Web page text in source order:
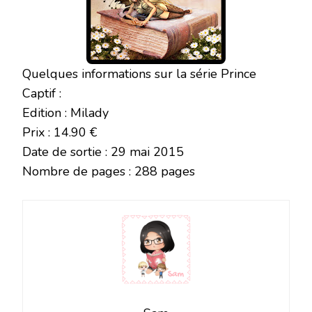
Quelques informations sur la série Prince
Captif :
Edition : Milady
Prix : 14.90 €
Date de sortie : 29 mai 2015
Nombre de pages : 288 pages